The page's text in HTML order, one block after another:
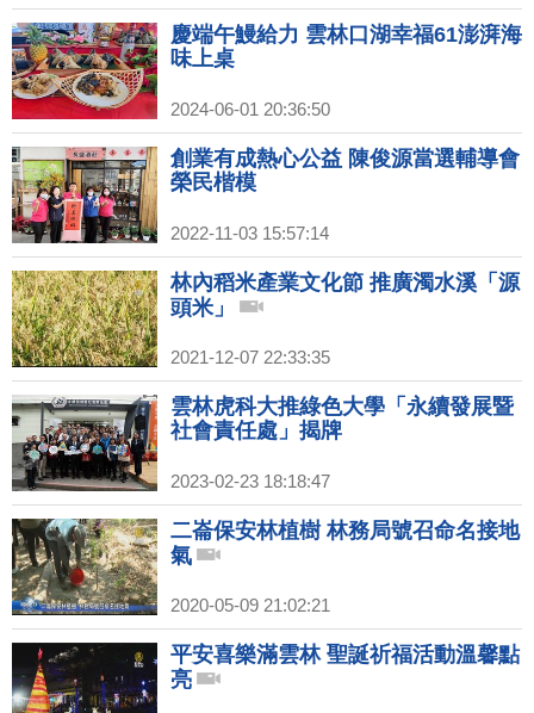
慶端午鰻給力 雲林口湖幸福61澎湃海
味上桌
2024-06-01 20:36:50
創業有成熱心公益 陳俊源當選輔導會
榮民楷模
2022-11-03 15:57:14
林內稻米產業文化節 推廣濁水溪「源
頭米」
2021-12-07 22:33:35
雲林虎科大推綠色大學「永續發展暨
社會責任處」揭牌
2023-02-23 18:18:47
二崙保安林植樹 林務局號召命名接地
氣
2020-05-09 21:02:21
平安喜樂滿雲林 聖誕祈福活動溫馨點
亮